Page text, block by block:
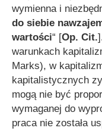
wymienna i
do siebie
wartości“ [Op. Cit.
warunkach
Marks), w
kapitalistycznych
mogą nie być
wymaganej do
praca nie została